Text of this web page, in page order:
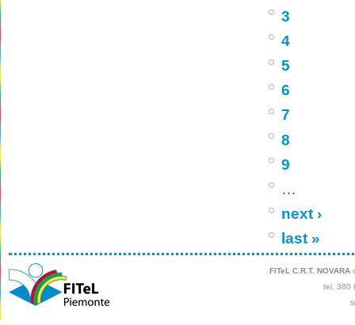
3
4
5
6
7
8
9
…
next ›
last »
FITeL C.R.T. NOVARA
tel. 380